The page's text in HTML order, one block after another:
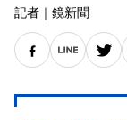
記者 ｜ 鏡新聞